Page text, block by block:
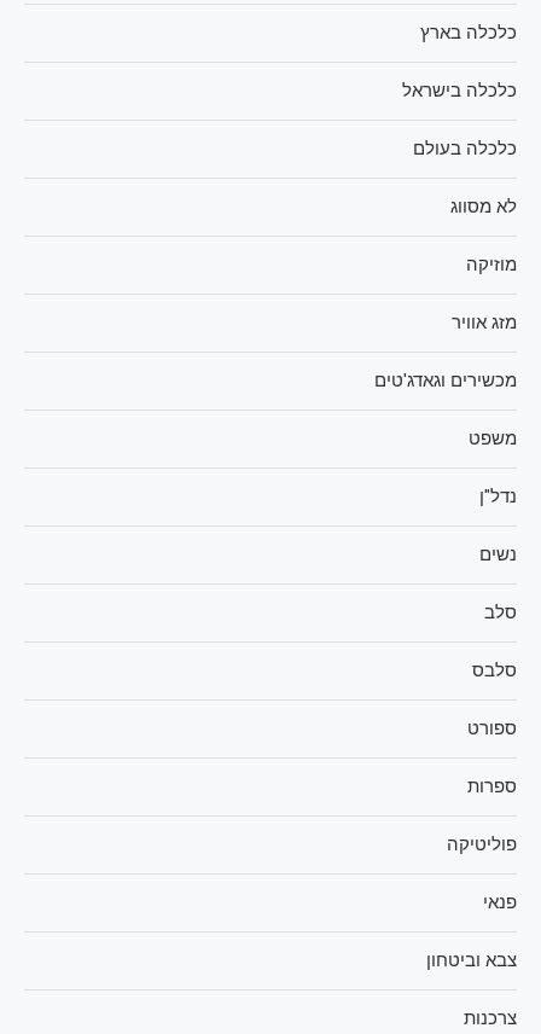
כלכלה בארץ
כלכלה בישראל
כלכלה בעולם
לא מסווג
מוזיקה
מזג אוויר
מכשירים וגאדג'טים
משפט
נדל"ן
נשים
סלב
סלבס
ספורט
ספרות
פוליטיקה
פנאי
צבא וביטחון
צרכנות